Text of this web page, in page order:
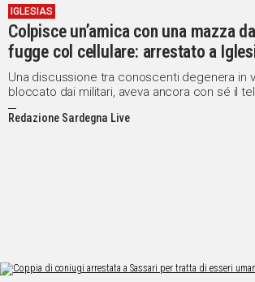
IGLESIAS
Colpisce un’amica con una mazza
fugge col cellulare: arrestato a
Una discussione tra conoscenti degenera in
bloccato dai militari, aveva ancora con sé il
l'arma usata nell'attacco
Redazione Sardegna Live